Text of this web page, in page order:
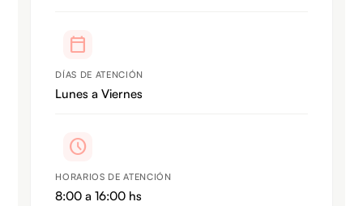
calendar_today
DÍAS DE ATENCIÓN
Lunes a Viernes
schedule
HORARIOS DE ATENCIÓN
8:00 a 16:00 hs